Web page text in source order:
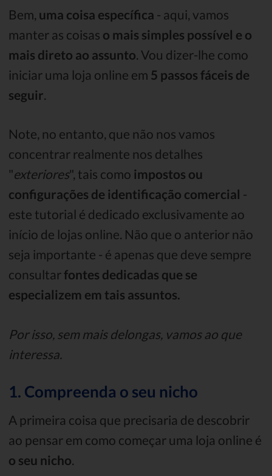
Bem, uma coisa específica - aqui, vamos
manter as coisas o mais simples possível e o
mais direto ao assunto. Vou dizer-lhe como
iniciar uma loja online em 5 passos fáceis de
seguir.
Note, no entanto, que não nos vamos
concentrar realmente nos detalhes
"exteriores", tais como impostos ou
configurações de identificação comercial -
este tutorial é dedicado exclusivamente ao
início de lojas online. Não que o anterior não
seja importante - é apenas que deve sempre
consultarfontes dedicadas que se
especializem em tais assuntos.
Por isso, sem mais delongas, vamos ao que
interessa.
1. Compreenda o seu nicho
A primeira coisa que precisaria de descobrir
ao pensar em como começar uma loja online é
o seu nicho